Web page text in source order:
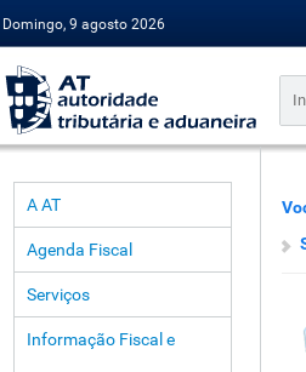
Domingo, 9 agosto 2026
A AT
Agenda Fiscal
Serviços
Informação Fiscal e